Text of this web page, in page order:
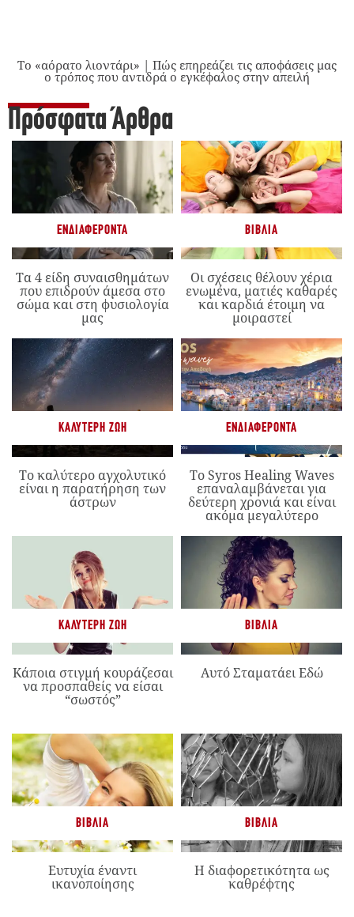
Το «αόρατο λιοντάρι» | Πώς επηρεάζει τις αποφάσεις μας
ο τρόπος που αντιδρά ο εγκέφαλος στην απειλή
Πρόσφατα Άρθρα
ΕΝΔΙΑΦΈΡΟΝΤΑ
Τα 4 είδη συναισθημάτων
που επιδρούν άμεσα στο
σώμα και στη φυσιολογία
μας
ΒΙΒΛΊΑ
Οι σχέσεις θέλουν χέρια
ενωμένα, ματιές καθαρές
και καρδιά έτοιμη να
μοιραστεί
ΚΑΛΎΤΕΡΗ ΖΩΉ
Το καλύτερο αγχολυτικό
είναι η παρατήρηση των
άστρων
ΕΝΔΙΑΦΈΡΟΝΤΑ
Το Syros Healing Waves
επαναλαμβάνεται για
δεύτερη χρονιά και είναι
ακόμα μεγαλύτερο
ΚΑΛΎΤΕΡΗ ΖΩΉ
Κάποια στιγμή κουράζεσαι
να προσπαθείς να είσαι
“σωστός”
ΒΙΒΛΊΑ
Αυτό Σταματάει Εδώ
ΒΙΒΛΊΑ
Ευτυχία έναντι
ικανοποίησης
ΒΙΒΛΊΑ
Η διαφορετικότητα ως
καθρέφτης